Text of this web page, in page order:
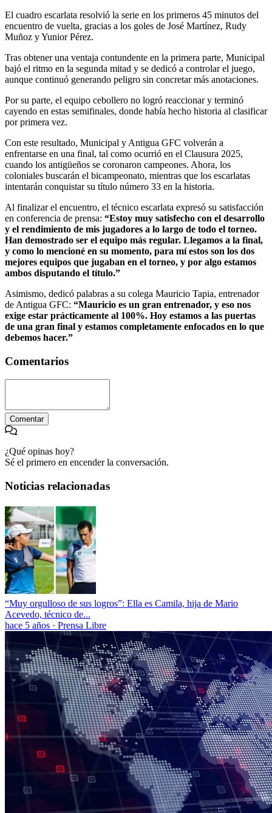
El cuadro escarlata resolvió la serie en los primeros 45 minutos del
encuentro de vuelta, gracias a los goles de José Martínez, Rudy
Muñoz y Yunior Pérez.
Tras obtener una ventaja contundente en la primera parte, Municipal
bajó el ritmo en la segunda mitad y se dedicó a controlar el juego,
aunque continuó generando peligro sin concretar más anotaciones.
Por su parte, el equipo cebollero no logró reaccionar y terminó
cayendo en estas semifinales, donde había hecho historia al clasificar
por primera vez.
Con este resultado, Municipal y Antigua GFC volverán a
enfrentarse en una final, tal como ocurrió en el Clausura 2025,
cuando los antigüeños se coronaron campeones. Ahora, los
coloniales buscarán el bicampeonato, mientras que los escarlatas
intentarán conquistar su título número 33 en la historia.
Al finalizar el encuentro, el técnico escarlata expresó su satisfacción
en conferencia de prensa: “Estoy muy satisfecho con el desarrollo
y el rendimiento de mis jugadores a lo largo de todo el torneo.
Han demostrado ser el equipo más regular. Llegamos a la final,
y como lo mencioné en su momento, para mí estos son los dos
mejores equipos que jugaban en el torneo, y por algo estamos
ambos disputando el título.”
Asimismo, dedicó palabras a su colega Mauricio Tapia, entrenador
de Antigua GFC: “Mauricio es un gran entrenador, y eso nos
exige estar prácticamente al 100%. Hoy estamos a las puertas
de una gran final y estamos completamente enfocados en lo que
debemos hacer.”
Comentarios
Comentar
¿Qué opinas hoy?
Sé el primero en encender la conversación.
Noticias relacionadas
“Muy orgulloso de sus logros”: Ella es Camila, hija de Mario
Acevedo, técnico de...
hace 5 años · Prensa Libre